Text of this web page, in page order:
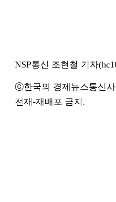
NSP통신 조현철 기자
ⓒ한국의 경제뉴스통신사
전재-재배포 금지.